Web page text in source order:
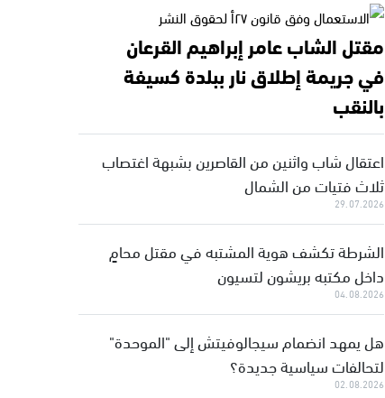
مقتل الشاب عامر إبراهيم القرعان
في جريمة إطلاق نار ببلدة كسيفة
بالنقب
اعتقال شاب واثنين من القاصرين بشبهة اغتصاب
ثلاث فتيات من الشمال
29.07.2026
الشرطة تكشف هوية المشتبه في مقتل محامٍ
داخل مكتبه بريشون لتسيون
04.08.2026
هل يمهد انضمام سيجالوفيتش إلى "الموحدة"
لتحالفات سياسية جديدة؟
02.08.2026